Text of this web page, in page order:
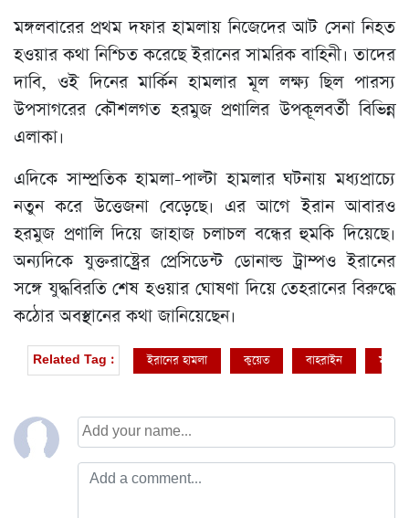
মঙ্গলবারের প্রথম দফার হামলায় নিজেদের আট সেনা নিহত
হওয়ার কথা নিশ্চিত করেছে ইরানের সামরিক বাহিনী। তাদের
দাবি, ওই দিনের মার্কিন হামলার মূল লক্ষ্য ছিল পারস্য
উপসাগরের কৌশলগত হরমুজ প্রণালির উপকূলবর্তী বিভিন্ন
এলাকা।
এদিকে সাম্প্রতিক হামলা-পাল্টা হামলার ঘটনায় মধ্যপ্রাচ্যে
নতুন করে উত্তেজনা বেড়েছে। এর আগে ইরান আবারও
হরমুজ প্রণালি দিয়ে জাহাজ চলাচল বন্ধের হুমকি দিয়েছে।
অন্যদিকে যুক্তরাষ্ট্রের প্রেসিডেন্ট ডোনাল্ড ট্রাম্পও ইরানের
সঙ্গে যুদ্ধবিরতি শেষ হওয়ার ঘোষণা দিয়ে তেহরানের বিরুদ্ধে
কঠোর অবস্থানের কথা জানিয়েছেন।
Related Tag : ইরানের হামলা কুয়েত বাহরাইন মার্কিন